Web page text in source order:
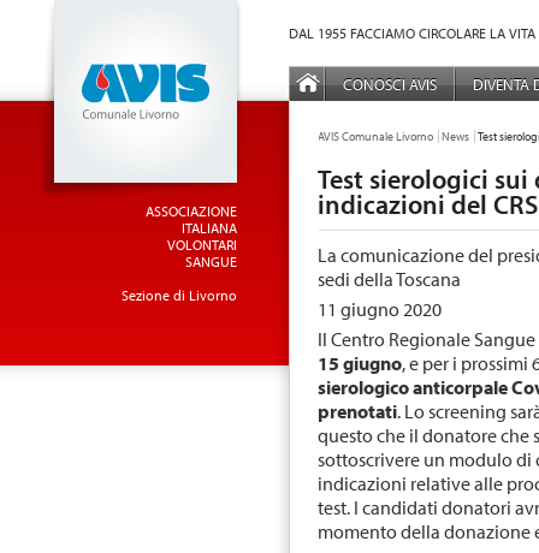
ASSOCIAZIONE
ITALIANA
VOLONTARI
SANGUE
Sezione di Livorno
DAL 1955 FACCIAMO CIRCOLARE LA
MENÙ PRINCIPALE
CONOSCI AVIS DIVENTA
TU SEI QUI:
AVIS Comunale Livorno News Test
Test sierologici
indicazioni del CRS
La comunicazione del
sedi della Toscana
11 giugno 2020
Il Centro Regionale
15 giugno, e per i prossimi
sierologico anticorpale
prenotati. Lo screening
questo che il donatore che
sottoscrivere un modulo
indicazioni relative alle
test. I candidati donatori
momento della donazione